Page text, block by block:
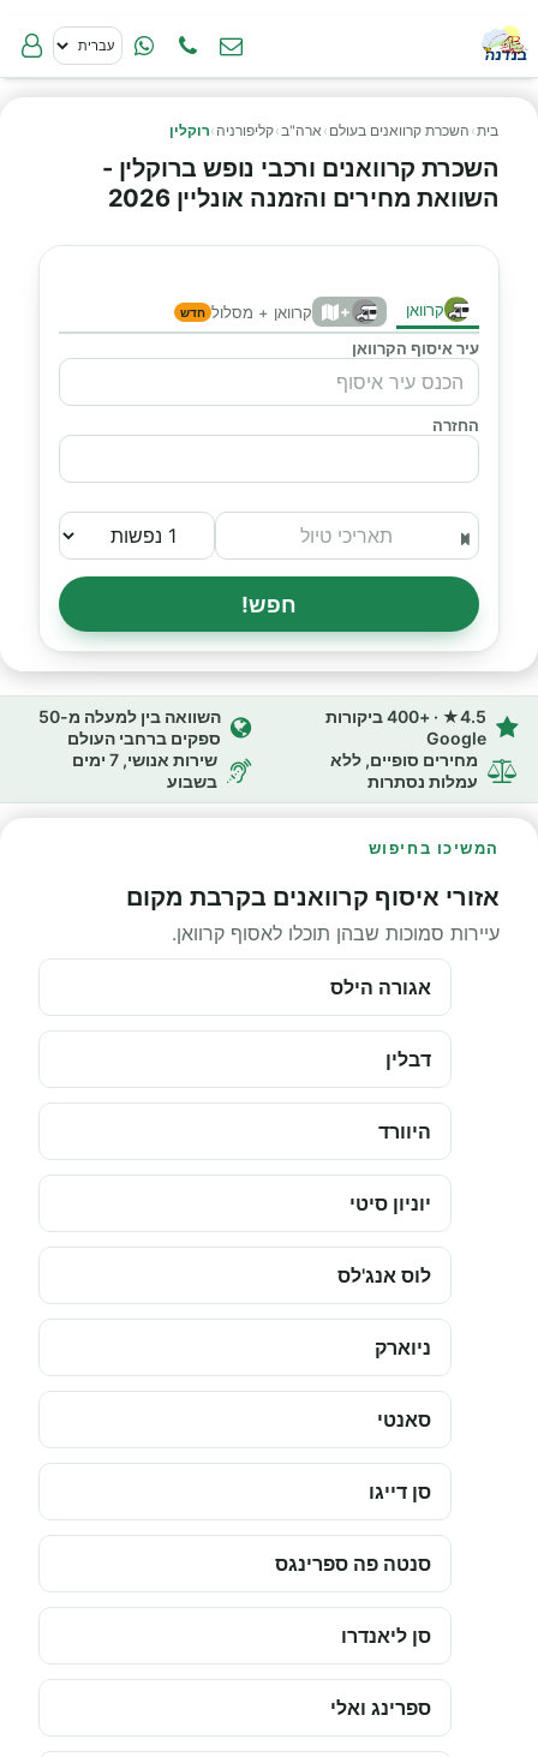
בית› השכרת קרוואנים בעולם › ארה"ב›קליפורניה ›רוקלין
השכרת קרוואנים ורכבי נופש ברוקלין -
השוואת מחירים והזמנה אונליין 2026
קרוואן + קרוואן + מסלול חדש
עיר איסוף הקרוואן
החזרה
חפש!
4.5★ · +400 ביקורות
Google
השוואה בין למעלה מ-50
ספקים ברחבי העולם
מחירים סופיים, ללא
עמלות נסתרות
שירות אנושי, 7 ימים
בשבוע
המשיכו בחיפוש
אזורי איסוף קרוואנים בקרבת מקום
עיירות סמוכות שבהן תוכלו לאסוף קרוואן.
אגורה הילס
דבלין
היוורד
יוניון סיטי
לוס אנג'לס
ניוארק
סאנטי
סן דייגו
סנטה פה ספרינגס
סן ליאנדרו
ספרינג ואלי